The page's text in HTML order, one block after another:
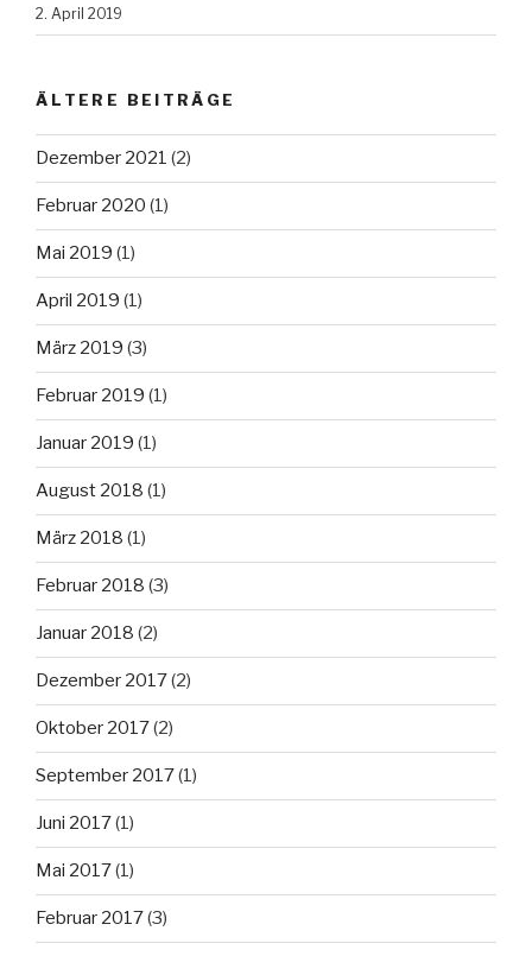
2. April 2019
ÄLTERE BEITRÄGE
Dezember 2021 (2)
Februar 2020 (1)
Mai 2019 (1)
April 2019 (1)
März 2019 (3)
Februar 2019 (1)
Januar 2019 (1)
August 2018 (1)
März 2018 (1)
Februar 2018 (3)
Januar 2018 (2)
Dezember 2017(2)
Oktober 2017(2)
September 2017(1)
Juni 2017(1)
Mai 2017(1)
Februar 2017(3)